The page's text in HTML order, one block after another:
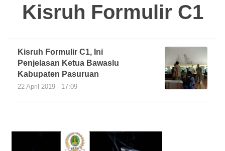
Kisruh Formulir C1
Kisruh Formulir C1, Ini
Penjelasan Ketua Bawaslu
Kabupaten Pasuruan
22 April 2019 - 17:09